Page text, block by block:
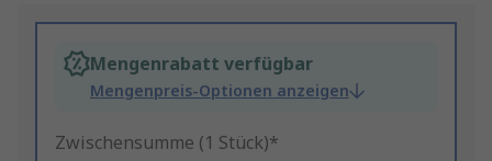
Mengenrabatt verfügbar
Mengenpreis-Optionen anzeigen
Zwischensumme (1 Stück)*